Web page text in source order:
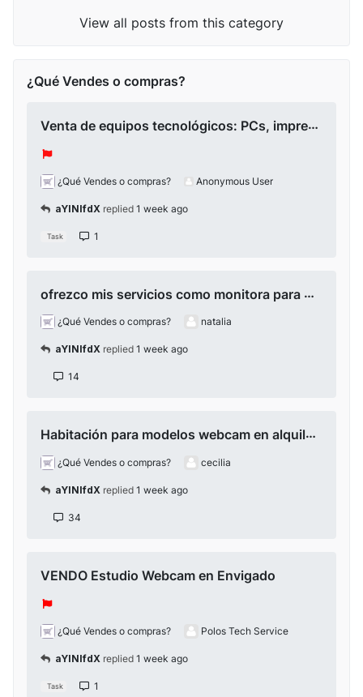
View all posts from this category
¿Qué Vendes o compras?
Venta de equipos tecnológicos: PCs, impresora, Smart TV, cámara 4K y accesorios
¿Qué Vendes o compras? Anonymous User
aYlNlfdX replied 1 week ago
Task 1
ofrezco mis servicios como monitora para modelos independientes
¿Qué Vendes o compras? natalia
aYlNlfdX replied 1 week ago
14
Habitación para modelos webcam en alquiler. Bogota
¿Qué Vendes o compras? cecilia
aYlNlfdX replied 1 week ago
34
VENDO Estudio Webcam en Envigado
¿Qué Vendes o compras? Polos Tech Service
aYlNlfdX replied 1 week ago
Task 1